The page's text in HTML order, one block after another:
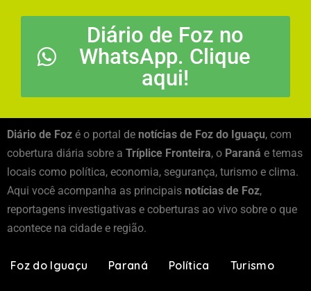
Diário de Foz no
WhatsApp. Clique
aqui!
Diário de Foz é o portal de notícias de Foz do Iguaçu, com
cobertura diária sobre a Tríplice Fronteira, o Paraná e temas
locais como política, economia, segurança, turismo e clima.
Aqui você acompanha as principais notícias de Foz,
reportagens investigativas e coberturas ao vivo sobre o que
acontece na cidade e região.
Foz do Iguaçu Paraná Política Turismo